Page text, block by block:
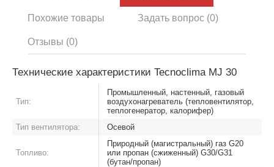
Похожие товары Задать вопрос (0)
Отзывы (0)
Технические характеристики Tecnoclima MJ 30
Тип:
Промышленный, настенный, газовый
воздухонагреватель (тепловентилятор,
теплогенератор, калорифер)
Тип вентилятора:
Осевой
Топливо:
Природный (магистральный) газ G20
или пропан (сжиженный) G30/G31
(бутан/пропан)